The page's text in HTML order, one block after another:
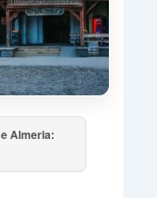
Almeria: